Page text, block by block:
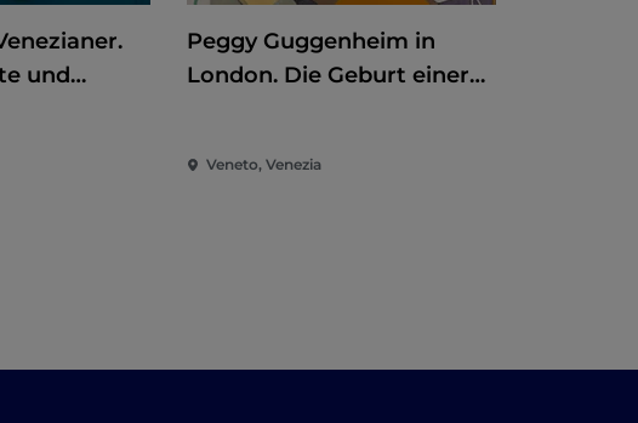
und
Peggy Guggenheim in
London. Die Geburt einer
Veneto, Venezia